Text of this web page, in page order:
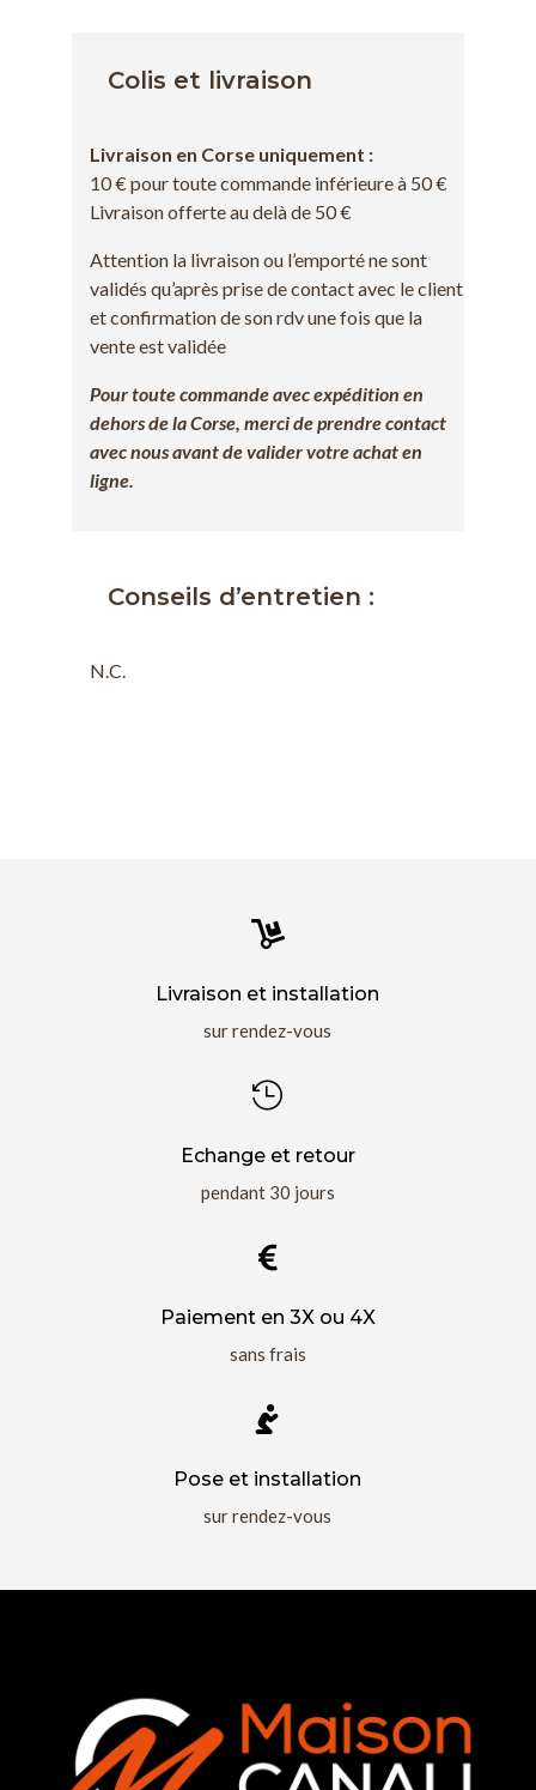
Colis et livraison
Livraison en Corse uniquement :
10 € pour toute commande inférieure à 50 €
Livraison offerte au delà de 50 €
Attention la livraison ou l’emporté ne sont
validés qu’après prise de contact avec le client
et confirmation de son rdv une fois que la
vente est validée
Pour toute commande avec expédition en
dehors de la Corse, merci de prendre contact
avec nous avant de valider votre achat en
ligne.
Conseils d’entretien :
N.C.

Livraison et installation
sur rendez-vous

Echange et retour
pendant 30 jours

Paiement en 3X ou 4X
sans frais

Pose et installation
sur rendez-vous